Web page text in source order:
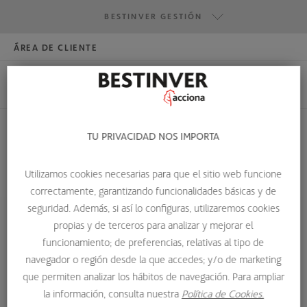
BESTINVER GESTIÓN
BESTINVER SECURITIES
ÁREA DE CLIENTE
HOME GLOSARIO DE TÉRMINOS REINVERSIÓN
Reinversión
La reinversión o reinvestment es una estrategia financiera
que implica volver a invertir los beneficios o rendimientos
TU PRIVACIDAD NOS IMPORTA
Utilizamos cookies necesarias para que el sitio web funcione
correctamente, garantizando funcionalidades básicas y de
seguridad. Además, si así lo configuras, utilizaremos cookies
propias y de terceros para analizar y mejorar el
funcionamiento; de preferencias, relativas al tipo de
navegador o región desde la que accedes; y/o de marketing
que permiten analizar los hábitos de navegación. Para ampliar
la información, consulta nuestra Política de Cookies.